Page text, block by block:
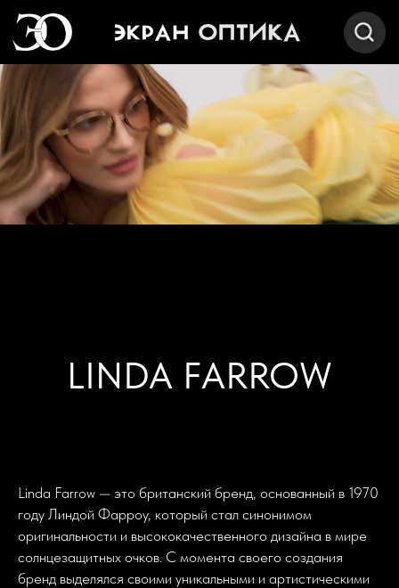
LINDA FARROW
Linda Farrow — это британский бренд, основанный в 1970
году Линдой Фарроу, который стал синонимом
оригинальности и высококачественного дизайна в мире
солнцезащитных очков. С момента своего создания
бренд выделялся своими уникальными и артистическими